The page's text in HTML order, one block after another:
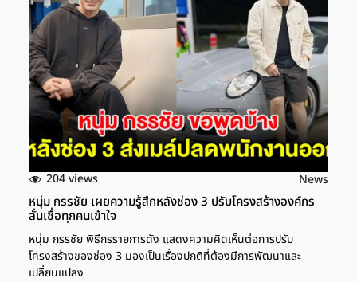
204 views News
หนุ่ม กรรชัย เผยความรู้สึกหลังช่อง 3 ปรับโครงสร้างองค์กร
ลั่นเชื่อทุกคนเข้าใจ
หนุ่ม กรรชัย พิธีกรรายการดัง แสดงความคิดเห็นต่อการปรับ
โครงสร้างของช่อง 3 มองเป็นเรื่องปกติที่ต้องมีการพัฒนาและ
เปลี่ยนแปลง